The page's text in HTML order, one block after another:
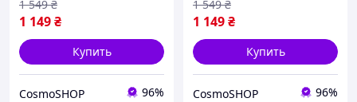
1 149₴
1 549 ₴
Купить
CosmoSHOP 96%
1 149₴
1 549 ₴
Купить
CosmoSHOP 96%